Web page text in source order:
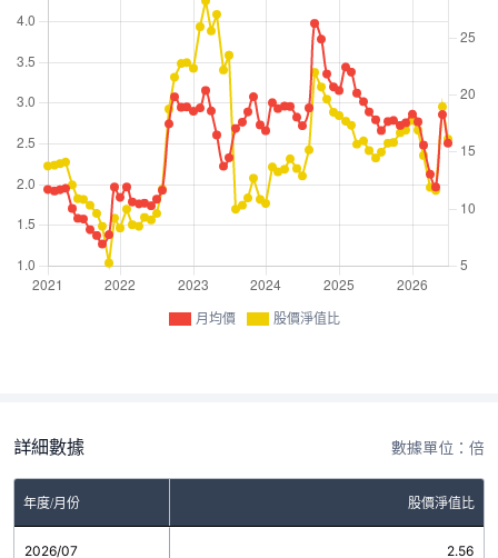
月均價 股價淨值比
詳細數據 數據單位：倍
年度/月份 股價淨值比
2026/07 2.56